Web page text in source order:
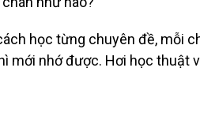
học từng chuyên đề, mỗi
mới nhớ được. Hơi học thuật